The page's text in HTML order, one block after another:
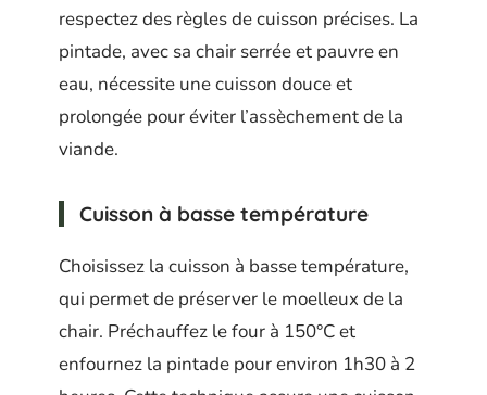
respectez des règles de cuisson précises. La
pintade, avec sa chair serrée et pauvre en
eau, nécessite une cuisson douce et
prolongée pour éviter l’assèchement de la
viande.
Cuisson à basse température
Choisissez la cuisson à basse température,
qui permet de préserver le moelleux de la
chair. Préchauffez le four à 150°C et
enfournez la pintade pour environ 1h30 à 2